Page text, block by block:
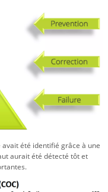
été identifié grâce à une
aurait été détecté tôt et